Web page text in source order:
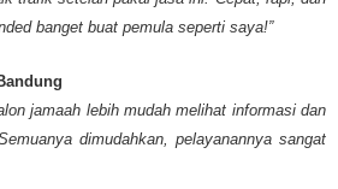
banget buat pemula seperti saya!”
jamaah lebih mudah melihat informasi dan
dimudahkan, pelayanannya sangat